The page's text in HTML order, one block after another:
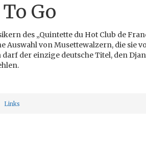
Go
des „Quintette du Hot Club de
Auswahl von Musettewalzern, die
der einzige deutsche Titel, den
Links